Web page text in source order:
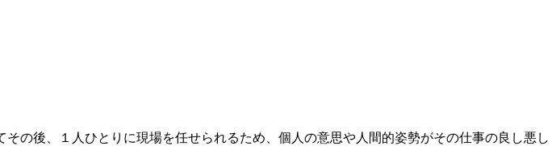
の後、１人ひとりに現場を任せられるため、個人の意思や人間的姿勢がその仕事の良し悪し